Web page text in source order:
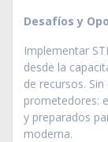
Desafíos y
Implementar
desde la
de recursos.
prometedores:
y preparados
moderna.